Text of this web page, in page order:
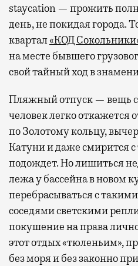
staycation — прожить
день, не покидая города.
квартал«КОД
на месте бывшего
свой тайный ход в
Пляжный отпуск — вещь
человек легко откажется
по Золотому кольцу,
Катуни и даже смирится
подождет. Но лишиться
лежа у бассейна в новом
перебрасываться с
соседями светскими
покушение на права
этот отдых «тюленьим»,
без моря и без законно